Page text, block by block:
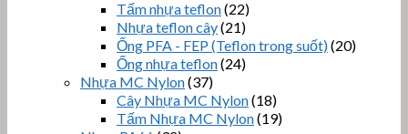
Tấm nhựa teflon(22)
Nhựa teflon cây(21)
Ống PFA - FEP (Teflon trong suốt)(20)
Ống nhựa teflon(24)
Nhựa MC Nylon(37)
Cây Nhựa MC Nylon(18)
Tấm Nhựa MC Nylon(19)